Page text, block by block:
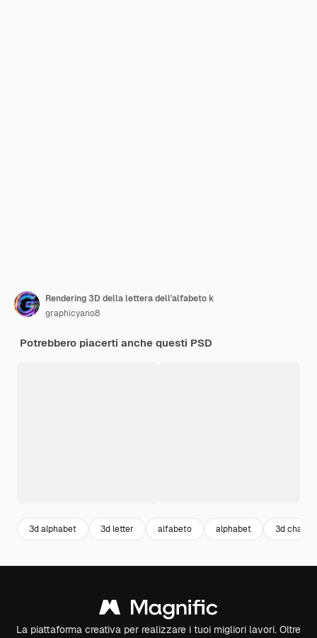
Rendering 3D della lettera dell'alfabeto k
graphicyano8
Potrebbero piacerti anche questi PSD
3d alphabet 3d letter alfabeto alphabet 3d
La piattaforma creativa per realizzare i tuoi migliori lavori. Oltre